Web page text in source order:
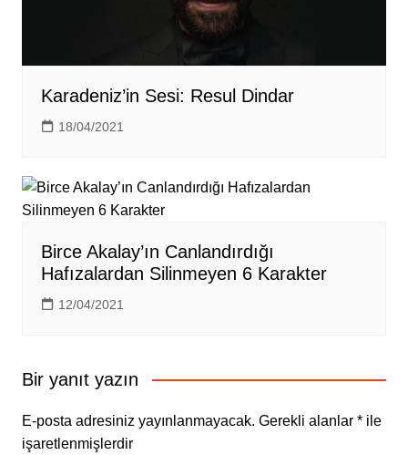
Karadeniz’in Sesi: Resul Dindar
18/04/2021
Birce Akalay’ın Canlandırdığı
Hafızalardan Silinmeyen 6 Karakter
12/04/2021
Bir yanıt yazın
E-posta adresiniz yayınlanmayacak. Gerekli alanlar *ile
işaretlenmişlerdir